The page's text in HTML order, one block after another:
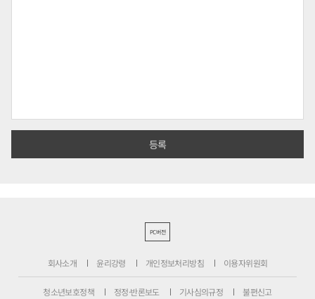
PC버전
회사소개 윤리강령 개인정보처리방침 이용자위원회
청소년보호정책 정정·반론보도 기사심의규정 불편신고